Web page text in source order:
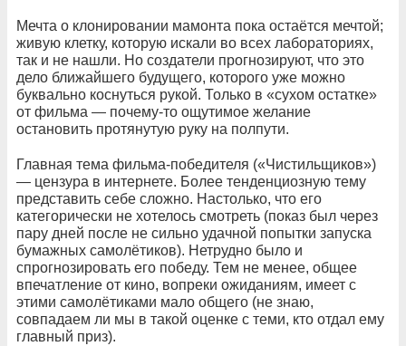
Мечта о клонировании мамонта пока остаётся мечтой;
живую клетку, которую искали во всех лабораториях,
так и не нашли. Но создатели прогнозируют, что это
дело ближайшего будущего, которого уже можно
буквально коснуться рукой. Только в «сухом остатке»
от фильма — почему-то ощутимое желание
остановить протянутую руку на полпути.
Главная тема фильма-победителя («Чистильщиков»)
— цензура в интернете. Более тенденциозную тему
представить себе сложно. Настолько, что его
категорически не хотелось смотреть (показ был через
пару дней после не сильно удачной попытки запуска
бумажных самолётиков). Нетрудно было и
спрогнозировать его победу. Тем не менее, общее
впечатление от кино, вопреки ожиданиям, имеет с
этими самолётиками мало общего (не знаю,
совпадаем ли мы в такой оценке с теми, кто отдал ему
главный приз).